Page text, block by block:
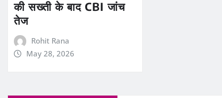
की सख्ती के बाद CBI जांच
तेज
Rohit Rana
May 28, 2026